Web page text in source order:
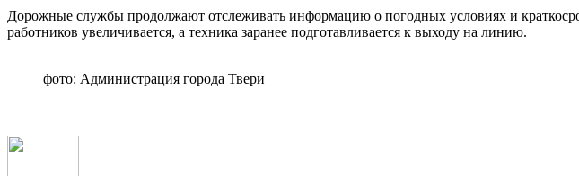
Дорожные службы продолжают отслеживать информацию о погодных условиях и
работников увеличивается, а техника заранее подготавливается к выходу на линию.
фото: Администрация города Твери